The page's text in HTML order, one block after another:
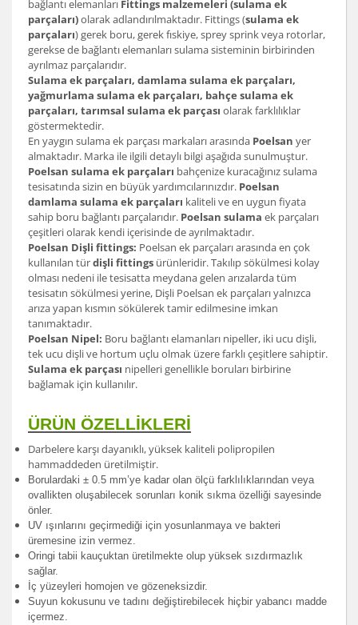
bağlantı elemanları Fittings malzemeleri (sulama ek
parçaları)olarak adlandırılmaktadır. Fittings (sulama ek
parçaları) gerek boru, gerek fıskiye, sprey sprink veya rotorlar,
gerekse de bağlantı elemanları sulama sisteminin birbirinden
ayrılmaz parçalarıdır.
Sulama ek parçaları, damlama sulama ek parçaları,
yağmurlama sulama ek parçaları, bahçe sulama ek
parçaları, tarımsal sulama ek parçası olarak farklılıklar
göstermektedir.
En yaygın sulama ek parçası markaları arasında Poelsan yer
almaktadır. Marka ile ilgili detaylı bilgi aşağıda sunulmuştur.
Poelsan sulama ek parçaları bahçenize kuracağınız sulama
tesisatında sizin en büyük yardımcılarınızdır. Poelsan
damlama sulama ek parçaları kaliteli ve en uygun fiyata
sahip boru bağlantı parçalarıdır. Poelsan sulama ek parçaları
çeşitleri olarak kendi içerisinde de ayrılmaktadır.
Poelsan Dişli fittings: Poelsan ek parçaları arasında en çok
kullanılan türdişli fittings ürünleridir. Takılıp sökülmesi kolay
olması nedeni ile tesisatta meydana gelen arızalarda tüm
tesisatın sökülmesi yerine, Dişli Poelsan ek parçaları yalnızca
arıza yapan kısmın sökülerek tamir edilmesine imkan
tanımaktadır.
Poelsan Nipel: Boru bağlantı elamanları nipeller, iki ucu dişli,
tek ucu dişli ve hortum uçlu olmak üzere farklı çeşitlere sahiptir.
Sulama ek parçası nipelleri genellikle boruları birbirine
bağlamak için kullanılır.
ÜRÜN ÖZELLİKLERİ
Darbelere karşı dayanıklı, yüksek kaliteli polipropilen
hammaddeden üretilmiştir.
Borulardaki ± 0.5 mm’ye kadar olan ölçü farklılıklarından veya
ovallikten oluşabilecek sorunları konik sıkma özelliği sayesinde
önler.
UV ışınlarını geçirmediği için yosunlanmaya ve bakteri
üremesine izin vermez.
Oringi tabii kauçuktan üretilmekte olup yüksek sızdırmazlık
sağlar.
İç yüzeyleri homojen ve gözeneksizdir.
Suyun kokusunu ve tadını değiştirebilecek hiçbir yabancı madde
içermez.